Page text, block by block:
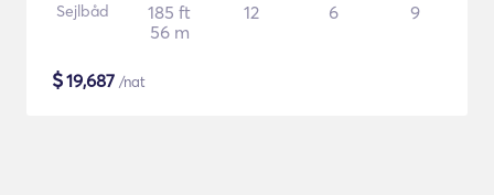
Sejlbåd
185 ft
56 m
12 6 9
$19,687 /nat